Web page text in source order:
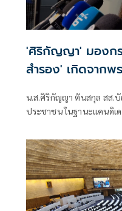
'ศิริกัญญา' มองกร
สำรอง' เกิดจากพ
น.ส.ศิริกัญญา ตันสกุล สส.
ประชาชน ในฐานะแคนดิเ
จากพรรคสีน้ำเงินรอเสียบ
บางคนมองว่าอาจจะเป็น
ต้องมีโปรย้ายอย่างค่ายม
ปล่อยข่าวอาจจะไม่ได้ดูเรื่